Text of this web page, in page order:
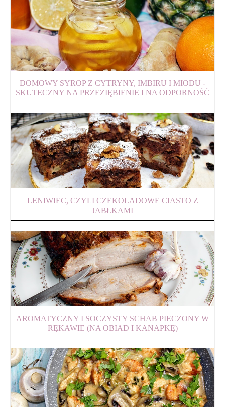
DOMOWY SYROP Z CYTRYNY, IMBIRU I MIODU -
SKUTECZNY NA PRZEZIĘBIENIE I NA ODPORNOŚĆ
LENIWIEC, CZYLI CZEKOLADOWE CIASTO Z
JABŁKAMI
AROMATYCZNY I SOCZYSTY SCHAB PIECZONY W
RĘKAWIE (NA OBIAD I KANAPKĘ)